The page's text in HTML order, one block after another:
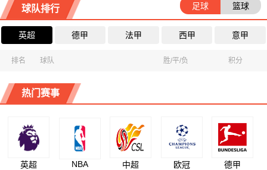
球队排行 足球 篮球
英超 德甲 法甲 西甲 意甲
排名 球队 胜/平/负 积分
热门赛事
英超 NBA 中超 欧冠 德甲